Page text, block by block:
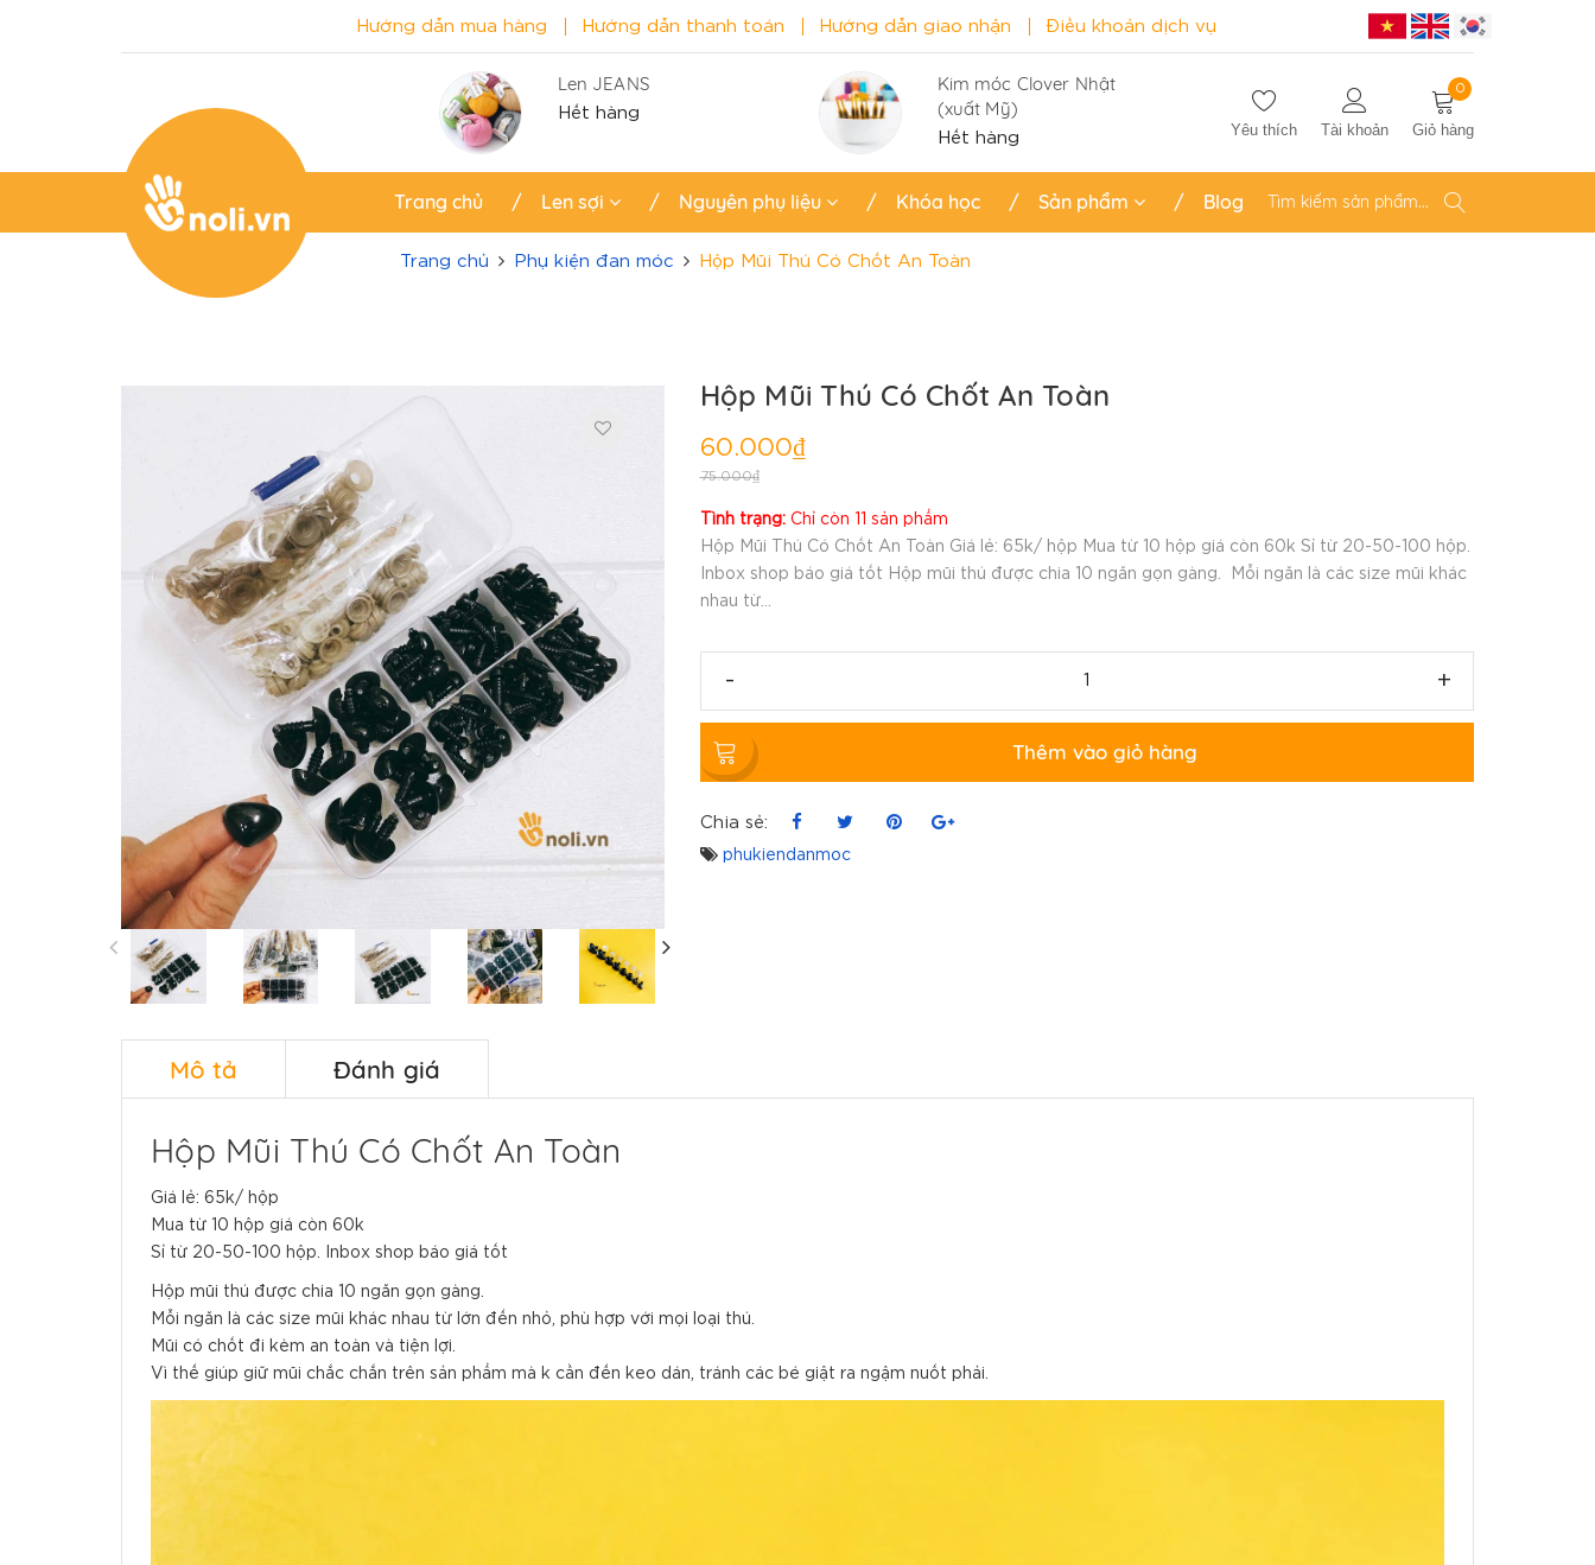
Hướng dẫn mua hàng Hướng dẫn thanh toán Hướng dẫn giao nhận Điều khoản dịch vụ
0
Giỏ hàng
Tài khoản
Yêu thích
Len JEANS
Hết hàng
Kim móc Clover Nhật
(xuất Mỹ)
Hết hàng
Trang chủ Len sợi Nguyên phụ liệu Khóa học Sản phẩm Blog
Trang chủ Phụ kiện đan móc Hộp Mũi Thú Có Chốt An Toàn
Hộp Mũi Thú Có Chốt An Toàn
60.000₫
75.000₫
Tình trạng: Chỉ còn 11 sản phẩm
Hộp Mũi Thú Có Chốt An Toàn Giá lẻ: 65k/ hộp Mua từ 10 hộp giá còn 60k Sỉ từ 20-50-100 hộp.
Inbox shop báo giá tốt Hộp mũi thú được chia 10 ngăn gọn gàng. Mỗi ngăn là các size mũi khác
nhau từ...
- +
Thêm vào giỏ hàng
Chia sẻ:
phukiendanmoc
Mô tả Đánh giá
Hộp Mũi Thú Có Chốt An Toàn
Giá lẻ: 65k/ hộp
Mua từ 10 hộp giá còn 60k
Sỉ từ 20-50-100 hộp. Inbox shop báo giá tốt
Hộp mũi thú được chia 10 ngăn gọn gàng.
Mỗi ngăn là các size mũi khác nhau từ lớn đến nhỏ, phù hợp với mọi loại thú.
Mũi có chốt đi kèm an toàn và tiện lợi.
Vì thế giúp giữ mũi chắc chắn trên sản phẩm mà k cần đến keo dán, tránh các bé giật ra ngậm nuốt phải.